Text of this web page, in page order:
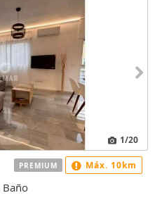
1/20
Baño
PREMIUM Máx. 10km